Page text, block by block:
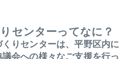
センターってなに？
りセンターは、平野区内に
会への様々なご支援を行っ